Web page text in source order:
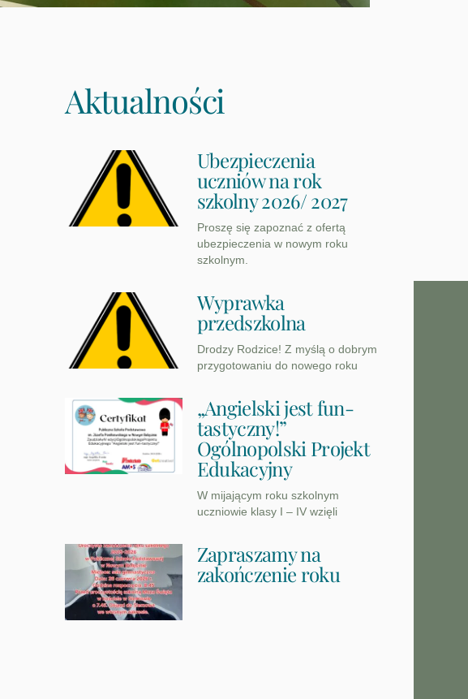
Aktualności
Ubezpieczenia
uczniów na rok
szkolny 2026/ 2027
Proszę się zapoznać z ofertą
ubezpieczenia w nowym roku
szkolnym.
Wyprawka
przedszkolna
Drodzy Rodzice! Z myślą o dobrym
przygotowaniu do nowego roku
„Angielski jest fun-
tastyczny!”
Ogólnopolski Projekt
Edukacyjny
W mijającym roku szkolnym
uczniowie klasy I – IV wzięli
Zapraszamy na
zakończenie roku